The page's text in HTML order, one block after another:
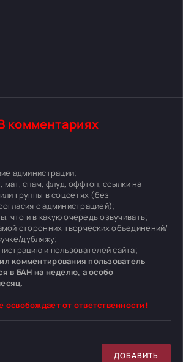
администрации;
мат, спам, флуд, оффтоп, ссылки на
группы в соцсетях (без
с администрацией);
что и в какую очередь озвучивать;
сторонних творческих объединений/
дубляжу;
и пользователей сайта;
комментирования пользователь
в БАН на неделю, а особо
освобождает от ответственности!
ДОБАВИТЬ